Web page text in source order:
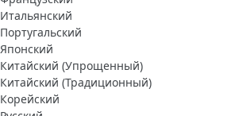
Итальянский
Португальский
Японский
Китайский (Упрощенный)
Китайский (Традиционный)
Корейский